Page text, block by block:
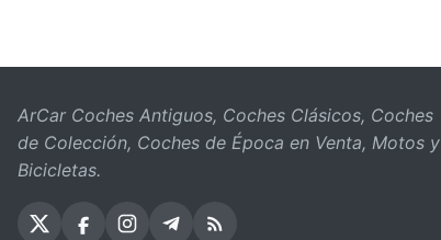
ArCar Coches Antiguos, Coches Clásicos, Coches
de Colección, Coches de Época en Venta, Motos y
Bicicletas.